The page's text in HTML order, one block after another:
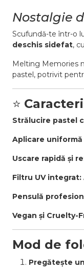
Nostalgie
Scufundă-te într-o
deschis sidefat,
Melting Memories
pastel, potrivit
⭐
Strălucire pastel
Aplicare
Uscare rapidă și
Filtru UV integrat:
Pensulă
Vegan și Cruelty-
Mod de
Pregătește